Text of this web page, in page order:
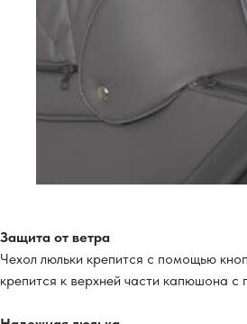
Защита от ветра
Чехол люльки крепится с помощью
крепится к верхней части капюшона